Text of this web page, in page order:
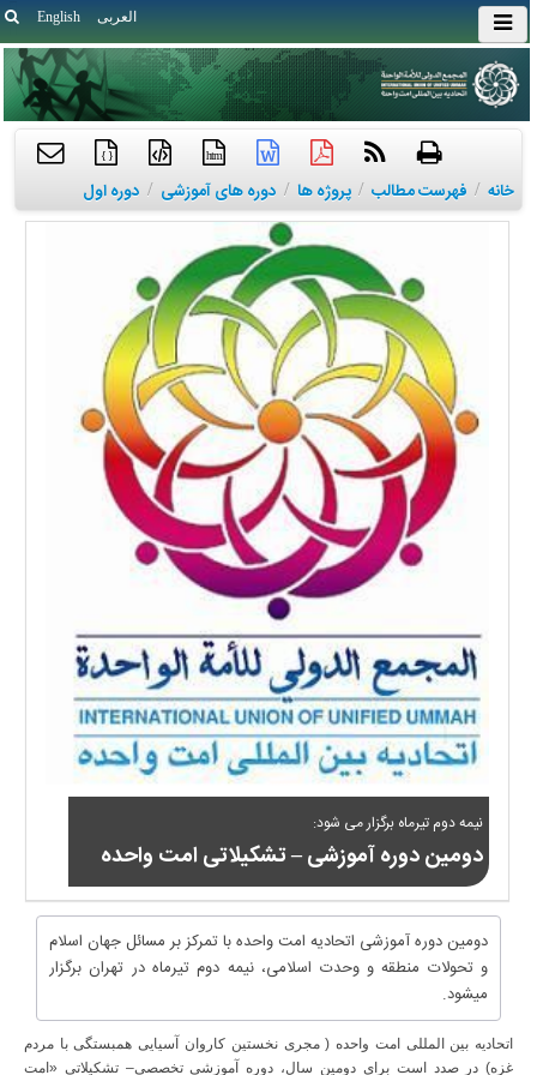
English العربی
htm
{ }
خانه / فهرست مطالب / پروژه ها / دوره های آموزشی / دوره اول
نیمه دوم تیرماه برگزار می شود:
دومین دوره آموزشی – تشکیلاتی امت واحده
دومین دوره آموزشی اتحادیه امت واحده با تمرکز بر مسائل جهان اسلام
و تحولات منطقه و وحدت اسلامی، نیمه دوم تیرماه در تهران برگزار
میشود.
اتحادیه بین المللی امت واحده ( مجری نخستین کاروان آسیایی همبستگی با مردم
غزه) در صدد است برای دومین سال، دوره آموزشی تخصصی– تشکیلاتی «امت